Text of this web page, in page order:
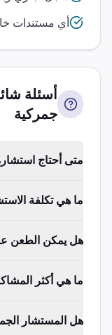
أي مستندات
أسئلة
جمركية
متى أحتاج
ما هي تكلفة
هل يمكن الطعن
ما هي أكثر
هل المستشار